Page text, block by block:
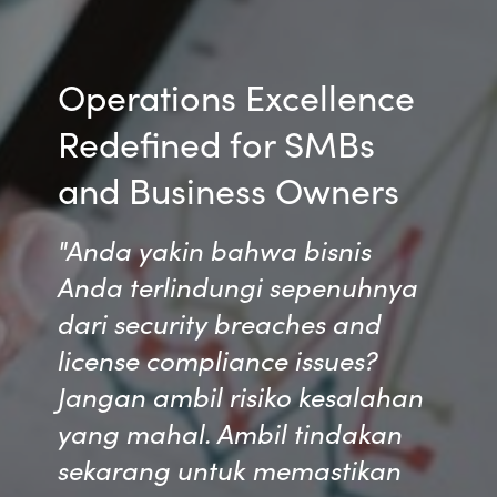
Indonesia
Kingdom of Saudi Arabia
Kuwait
Latvia
Lithuania
Malaysia
Middle East
Operations Excellence
Redefined for SMBs
and Business Owners
"Anda yakin bahwa bisnis
Anda terlindungi sepenuhnya
dari security breaches and
license compliance issues?
Jangan ambil risiko kesalahan
yang mahal. Ambil tindakan
sekarang untuk memastikan